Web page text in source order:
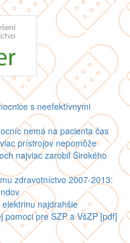
s neefektívnymi
nemá na pacienta čas
prístrojov nepomôže
najviac zarobil Širokého
zdravotníctvo 2007-2013:
najdrahšie
pomoci pre SZP a VšZP [pdf]